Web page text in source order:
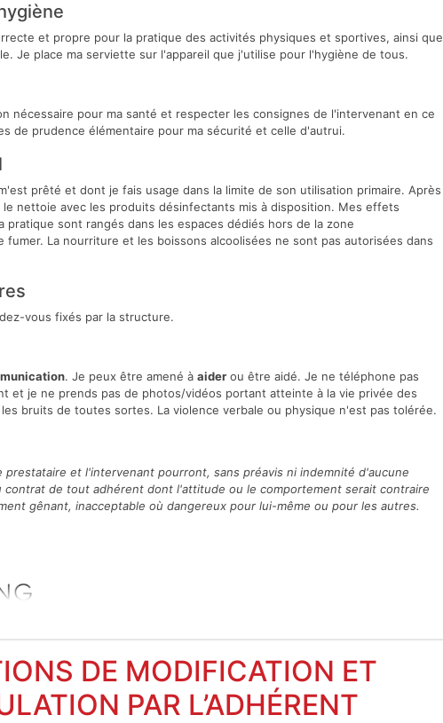
et propre pour la pratique des activités physiques et sportives, ainsi que
Je place ma serviette sur l'appareil que j'utilise pour l'hygiène de tous.
nécessaire pour ma santé et respecter les consignes de l'intervenant en ce
de prudence élémentaire pour ma sécurité et celle d'autrui.
prêté et dont je fais usage dans la limite de son utilisation primaire. Après
nettoie avec les produits désinfectants mis à disposition. Mes effets
pratique sont rangés dans les espaces dédiés hors de la zone
La nourriture et les boissons alcoolisées ne sont pas autorisées dans
vous fixés par la structure.
. Je peux être amené à aider ou être aidé. Je ne téléphone pas
et je ne prends pas de photos/vidéos portant atteinte à la vie privée des
bruits de toutes sortes. La violence verbale ou physique n'est pas tolérée.
prestataire et l'intervenant pourront, sans préavis ni indemnité d'aucune
de tout adhérent dont l'attitude ou le comportement serait contraire
gênant, inacceptable où dangereux pour lui-même ou pour les autres.
DE MODIFICATION ET
PAR L’ADHÉRENT